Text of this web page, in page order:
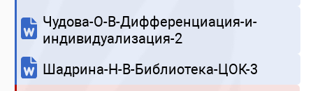
Чудова-О-В-Дифференциация-и-
индивидуализация-2
Шадрина-Н-В-Библиотека-ЦОК-3